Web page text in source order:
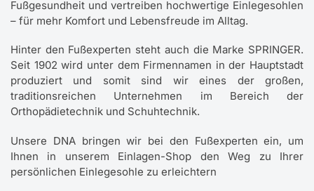
Fußgesundheit und vertreiben hochwertige Einlegesohlen
– für mehr Komfort und Lebensfreude im Alltag.
Hinter den Fußexperten steht auch die Marke SPRINGER.
Seit 1902 wird unter dem Firmennamen in der Hauptstadt
produziert und somit sind wir eines der großen,
traditionsreichen Unternehmen im Bereich der
Orthopädietechnik und Schuhtechnik.
Unsere DNA bringen wir bei den Fußexperten ein, um
Ihnen in unserem Einlagen-Shop den Weg zu Ihrer
persönlichen Einlegesohle zu erleichtern